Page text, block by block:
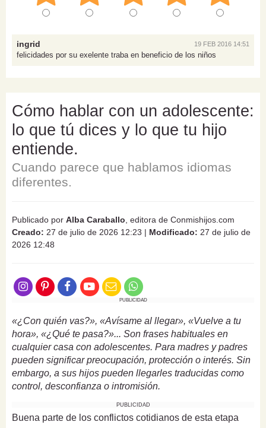
19 FEB 2016 14:51
ingrid
felicidades por su exelente traba en beneficio de los niños
Cómo hablar con un adolescente:
lo que tú dices y lo que tu hijo
entiende.
Cuando parece que hablamos idiomas
diferentes.
Publicado por Alba Caraballo , editora de Conmishijos.com
Creado: 27 de julio de 2026 12:23 | Modificado: 27 de julio de
2026 12:48
PUBLICIDAD
«¿Con quién vas?», «Avísame al llegar», «Vuelve a tu
hora», «¿Qué te pasa?»... Son frases habituales en
cualquier casa con adolescentes. Para madres y padres
pueden significar preocupación, protección o interés. Sin
embargo, a sus hijos pueden llegarles traducidas como
control, desconfianza o intromisión.
PUBLICIDAD
Buena parte de los conflictos cotidianos de esta etapa